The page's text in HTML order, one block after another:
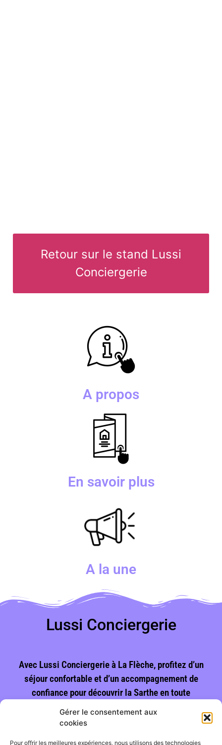
Gérer le consentement aux
cookies
Pour offrir les meilleures expériences, nous utilisons des technologies
Retour sur le stand Lussi
Conciergerie
A propos
En savoir plus
A la une
Lussi Conciergerie
Avec Lussi Conciergerie à La Flèche, profitez d’un
séjour confortable et d’un accompagnement de
confiance pour découvrir la Sarthe en toute
sérénité.
Vues : 123